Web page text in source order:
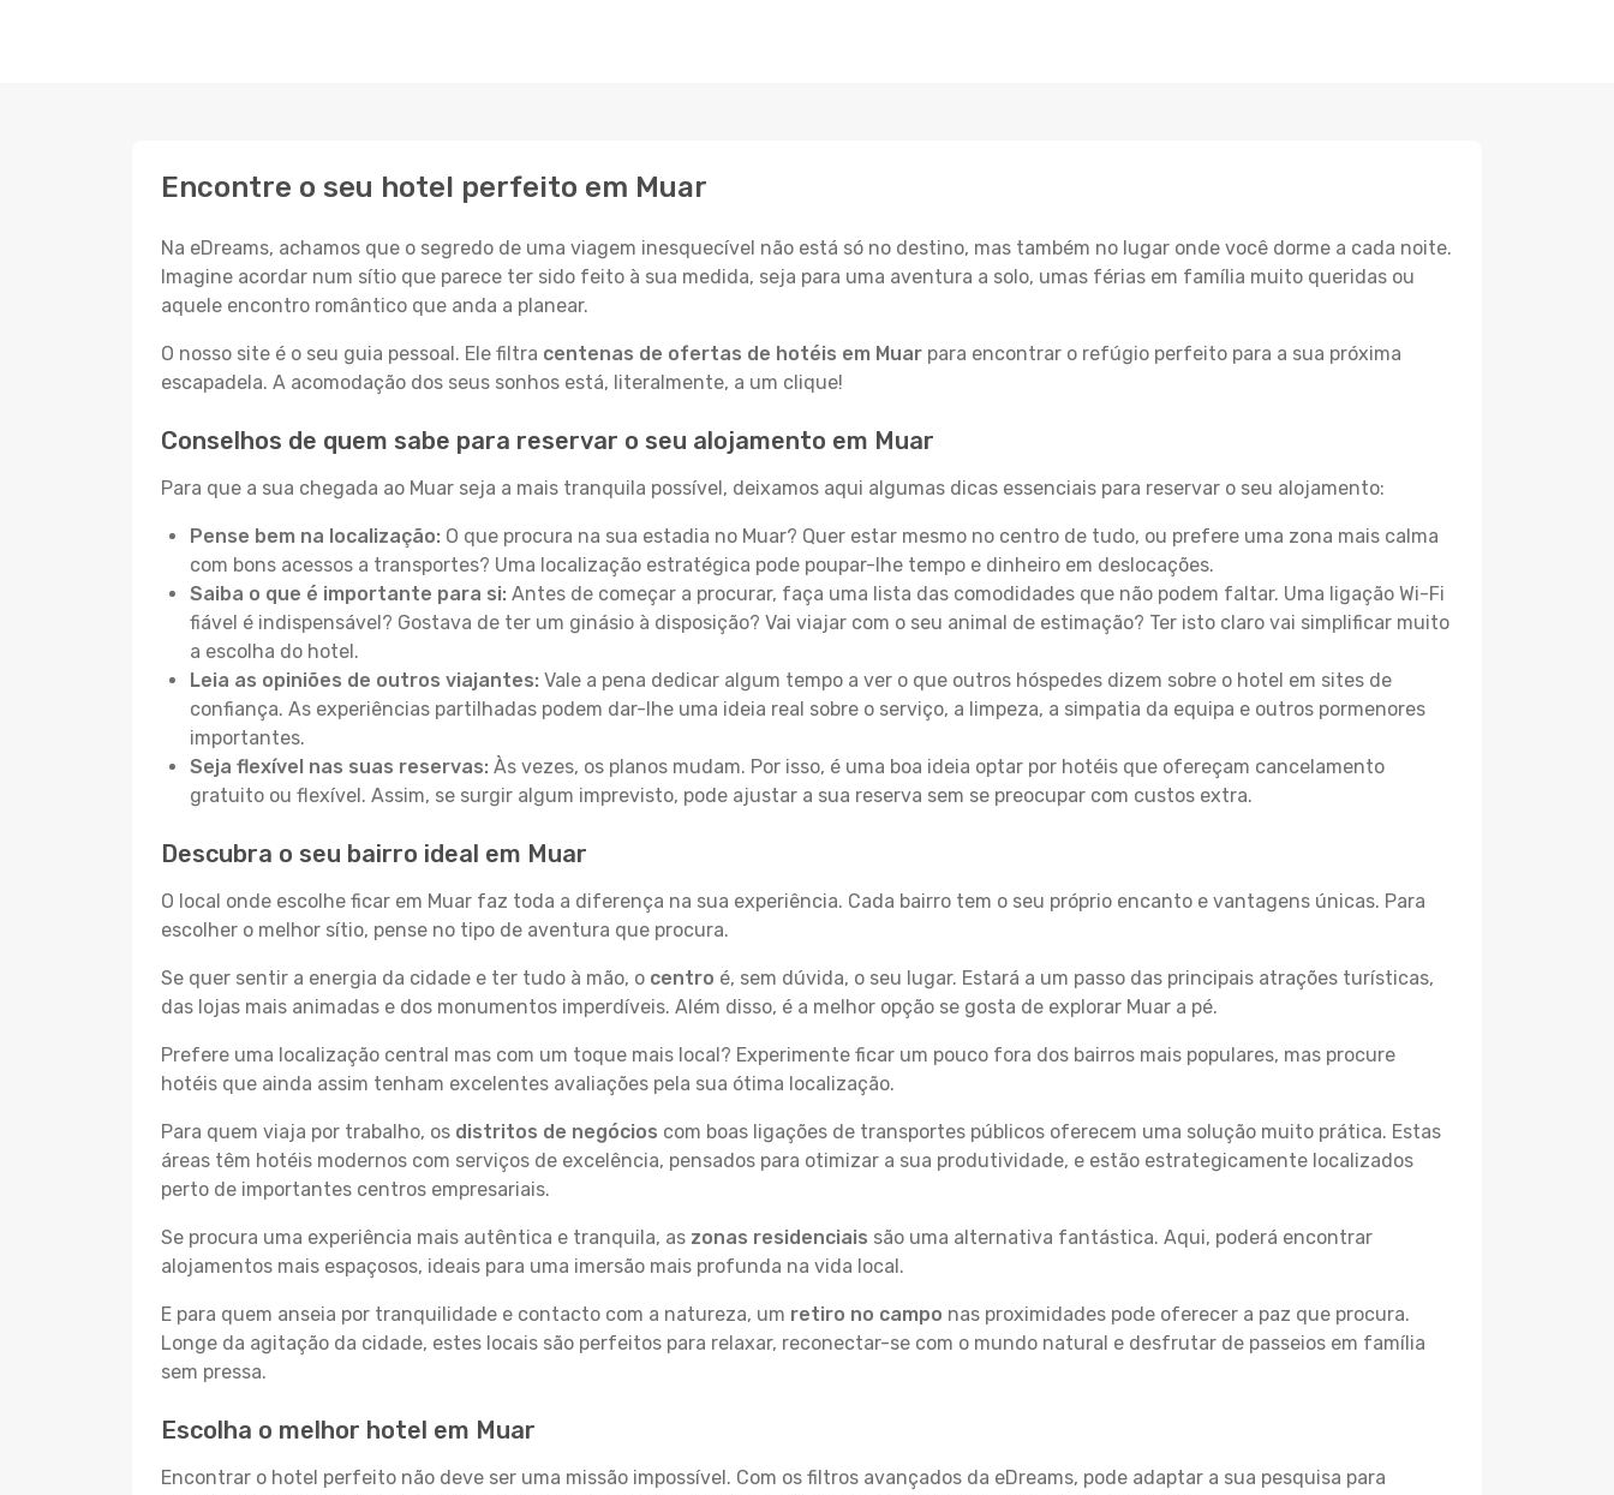
Encontre o seu hotel perfeito em Muar
Na eDreams, achamos que o segredo de uma viagem inesquecível não está só no destino, mas também no lugar onde você dorme a cada noite.
Imagine acordar num sítio que parece ter sido feito à sua medida, seja para uma aventura a solo, umas férias em família muito queridas ou
aquele encontro romântico que anda a planear.
O nosso site é o seu guia pessoal. Ele filtra centenas de ofertas de hotéis em Muar para encontrar o refúgio perfeito para a sua próxima
escapadela. A acomodação dos seus sonhos está, literalmente, a um clique!
Conselhos de quem sabe para reservar o seu alojamento em Muar
Para que a sua chegada ao Muar seja a mais tranquila possível, deixamos aqui algumas dicas essenciais para reservar o seu alojamento:
Pense bem na localização: O que procura na sua estadia no Muar? Quer estar mesmo no centro de tudo, ou prefere uma zona mais calma
com bons acessos a transportes? Uma localização estratégica pode poupar-lhe tempo e dinheiro em deslocações.
Saiba o que é importante para si: Antes de começar a procurar, faça uma lista das comodidades que não podem faltar. Uma ligação Wi-Fi
fiável é indispensável? Gostava de ter um ginásio à disposição? Vai viajar com o seu animal de estimação? Ter isto claro vai simplificar muito
a escolha do hotel.
Leia as opiniões de outros viajantes: Vale a pena dedicar algum tempo a ver o que outros hóspedes dizem sobre o hotel em sites de
confiança. As experiências partilhadas podem dar-lhe uma ideia real sobre o serviço, a limpeza, a simpatia da equipa e outros pormenores
importantes.
Seja flexível nas suas reservas: Às vezes, os planos mudam. Por isso, é uma boa ideia optar por hotéis que ofereçam cancelamento
gratuito ou flexível. Assim, se surgir algum imprevisto, pode ajustar a sua reserva sem se preocupar com custos extra.
Descubra o seu bairro ideal em Muar
O local onde escolhe ficar em Muar faz toda a diferença na sua experiência. Cada bairro tem o seu próprio encanto e vantagens únicas. Para
escolher o melhor sítio, pense no tipo de aventura que procura.
Se quer sentir a energia da cidade e ter tudo à mão, o centro é, sem dúvida, o seu lugar. Estará a um passo das principais atrações turísticas,
das lojas mais animadas e dos monumentos imperdíveis. Além disso, é a melhor opção se gosta de explorar Muar a pé.
Prefere uma localização central mas com um toque mais local? Experimente ficar um pouco fora dos bairros mais populares, mas procure
hotéis que ainda assim tenham excelentes avaliações pela sua ótima localização.
Para quem viaja por trabalho, os distritos de negócios com boas ligações de transportes públicos oferecem uma solução muito prática. Estas
áreas têm hotéis modernos com serviços de excelência, pensados para otimizar a sua produtividade, e estão estrategicamente localizados
perto de importantes centros empresariais.
Se procura uma experiência mais autêntica e tranquila, as zonas residenciais são uma alternativa fantástica. Aqui, poderá encontrar
alojamentos mais espaçosos, ideais para uma imersão mais profunda na vida local.
E para quem anseia por tranquilidade e contacto com a natureza, um retiro no campo nas proximidades pode oferecer a paz que procura.
Longe da agitação da cidade, estes locais são perfeitos para relaxar, reconectar-se com o mundo natural e desfrutar de passeios em família
sem pressa.
Escolha o melhor hotel em Muar
Encontrar o hotel perfeito não deve ser uma missão impossível. Com os filtros avançados da eDreams, pode adaptar a sua pesquisa para